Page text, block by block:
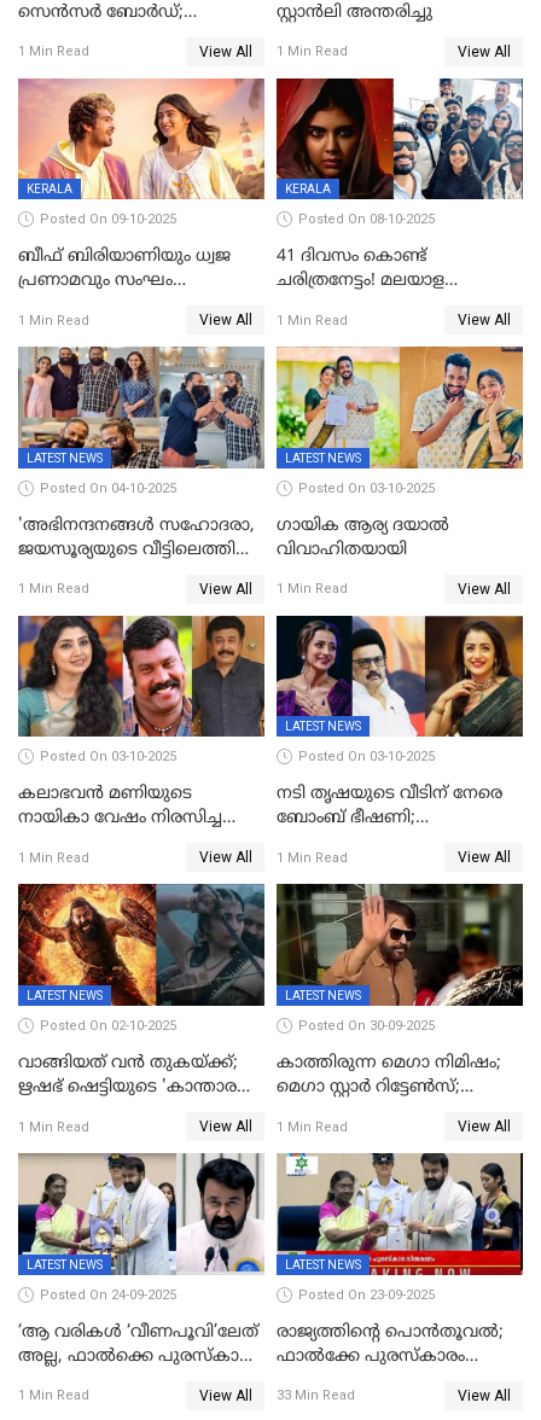
സെന്‍സര്‍ ബോര്‍ഡ്;
തിരുത്തല്‍
1 Min Read View All
സ്റ്റാൻലി അന്തരിച്ചു
1 Min Read View All
KERALA
Posted On 09-10-2025
ബീഫ് ബിരിയാണിയും ധ്വജ
പ്രണാമവും സംഘം
നിഗത്തിന്റെ ഹാൽ
സിനിമയ്ക്ക്
സെൻസർബോർഡിന്റെ
കടുംവെട്ട്
1 Min Read View All
KERALA
Posted On 08-10-2025
41 ദിവസം കൊണ്ട്
ചരിത്രനേട്ടം! മലയാള
അധ്യായം, വിസ്മയമായി
ലോക 300 കോടി ക്ലബ്ബിൽ
1 Min Read View All
LATEST NEWS
Posted On 04-10-2025
'അഭിനന്ദനങ്ങൾ സഹോദരാ,
ജയസൂര്യയുടെ വീട്ടിലെത്തി
ആഘോഷം'
1 Min Read View All
LATEST NEWS
Posted On 03-10-2025
ഗായിക ആര്യ ദയാൽ
വിവാഹിതയായി
1 Min Read View All
Posted On 03-10-2025
കലാഭവൻ മണിയുടെ
നായികാ വേഷം നിരസിച്ച
നടി ദിവ്യ ഉണ്ണിയല്ലെന്നും
സമൂഹമാധ്യമത്തിൽ കുറിപ്പ്
1 Min Read View All
LATEST NEWS
Posted On 03-10-2025
നടി തൃഷയുടെ വീടിന് നേരെ
ബോംബ് ഭീഷണി;
കണ്ടെത്തൽ
1 Min Read View All
LATEST NEWS
Posted On 02-10-2025
വാങ്ങിയത് വൻ തുകയ്ക്ക്;
ഋഷഭ് ഷെട്ടിയുടെ 'കാന്താര
കാണാം
1 Min Read View All
LATEST NEWS
Posted On 30-09-2025
കാത്തിരുന്ന മെഗാ നിമിഷം;
മെഗാ സ്റ്റാർ റിട്ടേൺസ്;
ക്യാമറയ്ക്ക് മുന്നിലേക്ക്
1 Min Read View All
LATEST NEWS
Posted On 24-09-2025
‘ആ വരികള്‍ ‘വീണപൂവി’ലേത്
അല്ല, ഫാൽക്കെ പുരസ്‌കാരം
മോഹന്‍ലാല്‍ ഉദ്ധരിച്ച
1 Min Read View All
LATEST NEWS
Posted On 23-09-2025
രാജ്യത്തിന്റെ പൊൻതൂവൽ;
ഫാൽക്കേ പുരസ്കാരം
സിനിമ ആത്മാവിന്റെ
33 Min Read View All